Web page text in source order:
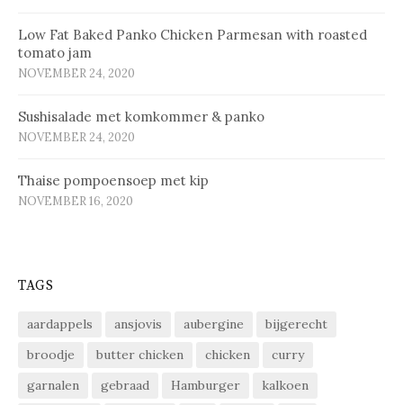
Low Fat Baked Panko Chicken Parmesan with roasted
tomato jam
NOVEMBER 24, 2020
Sus­hi­sa­la­de met kom­kom­mer & pan­ko
NOVEMBER 24, 2020
Thaise pompoensoep met kip
NOVEMBER 16, 2020
TAGS
aardappels ansjovis aubergine
bijgerecht
broodje
butter chicken chicken
curry
garnalen
gebraad Hamburger
kalkoen